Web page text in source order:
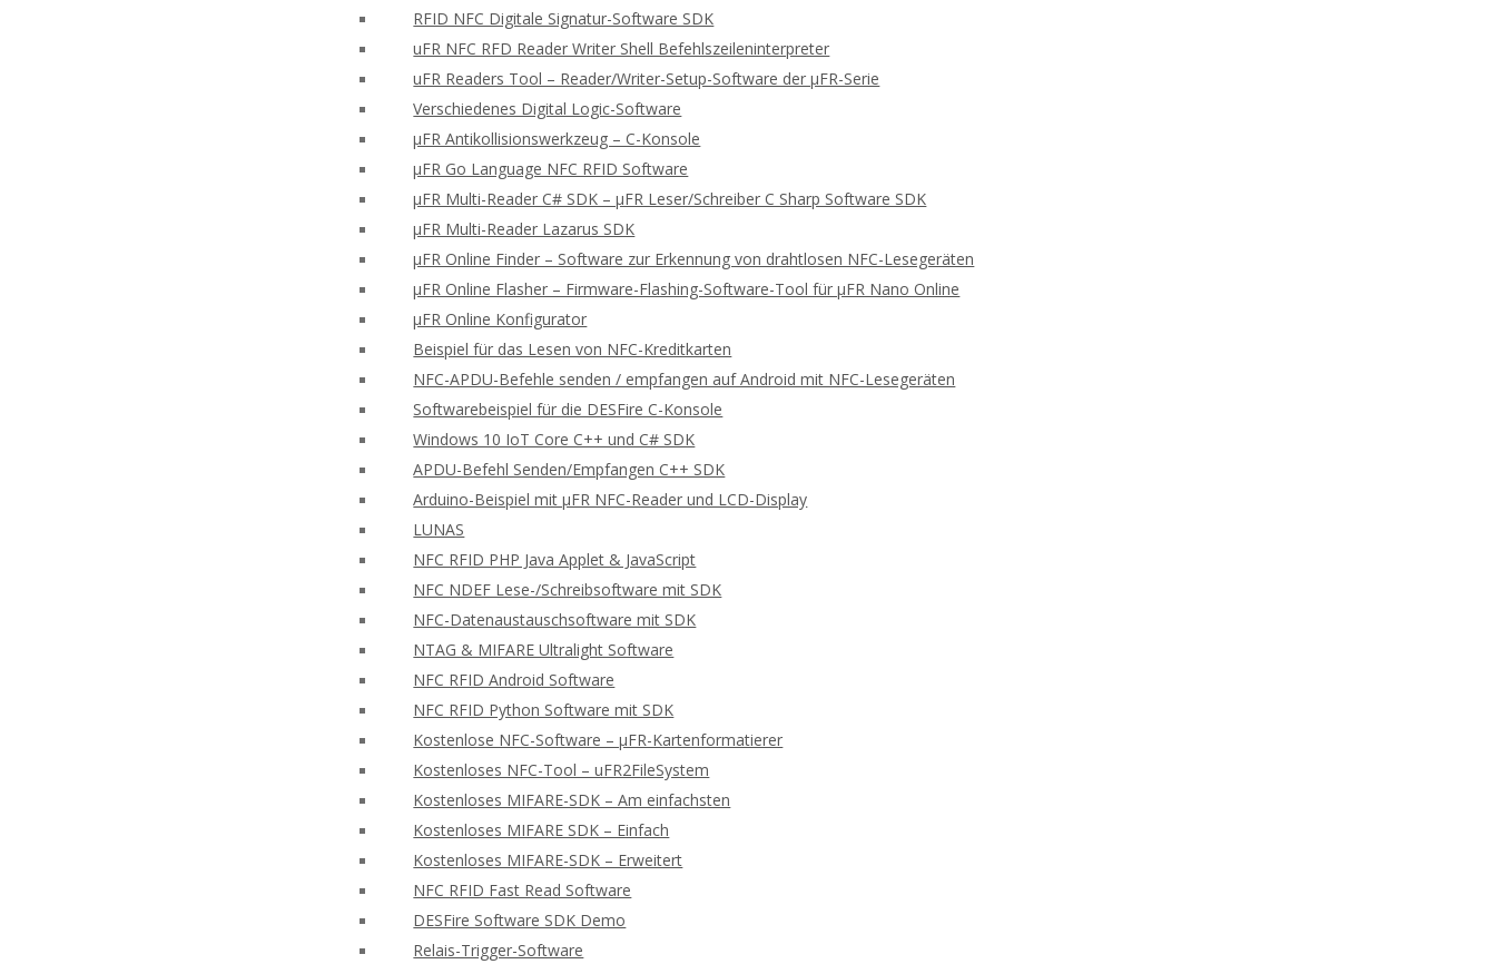
RFID NFC Digitale Signatur-Software SDK
uFR NFC RFD Reader Writer Shell Befehlszeileninterpreter
uFR Readers Tool – Reader/Writer-Setup-Software der μFR-Serie
Verschiedenes Digital Logic-Software
μFR Antikollisionswerkzeug – C-Konsole
μFR Go Language NFC RFID Software
μFR Multi-Reader C# SDK – μFR Leser/Schreiber C Sharp Software SDK
μFR Multi-Reader Lazarus SDK
μFR Online Finder – Software zur Erkennung von drahtlosen NFC-Lesegeräten
μFR Online Flasher – Firmware-Flashing-Software-Tool für μFR Nano Online
μFR Online Konfigurator
Beispiel für das Lesen von NFC-Kreditkarten
NFC-APDU-Befehle senden / empfangen auf Android mit NFC-Lesegeräten
Softwarebeispiel für die DESFire C-Konsole
Windows 10 IoT Core C++ und C# SDK
APDU-Befehl Senden/Empfangen C++ SDK
Arduino-Beispiel mit μFR NFC-Reader und LCD-Display
LUNAS
NFC RFID PHP Java Applet & JavaScript
NFC NDEF Lese-/Schreibsoftware mit SDK
NFC-Datenaustauschsoftware mit SDK
NTAG & MIFARE Ultralight Software
NFC RFID Android Software
NFC RFID Python Software mit SDK
Kostenlose NFC-Software – μFR-Kartenformatierer
Kostenloses NFC-Tool – uFR2FileSystem
Kostenloses MIFARE-SDK – Am einfachsten
Kostenloses MIFARE SDK – Einfach
Kostenloses MIFARE-SDK – Erweitert
NFC RFID Fast Read Software
DESFire Software SDK Demo
Relais-Trigger-Software